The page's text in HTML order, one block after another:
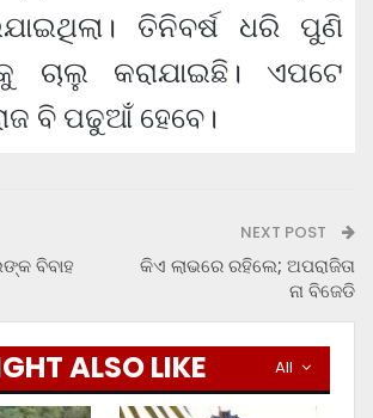
ତିନିବର୍ଷ ଧରି ପୁଣି
ଚାଲୁ କରାଯାଇଛି। ଏପଟେ
ବି ପଢୁଆଁ ହେବେ।
ବିବାହ
NEXT POST
କିଏ ଲାଭରେ ରହିଲେ; ଅପରାଜିତା
ନା ବିଜେଡି
All
ALSO LIKE